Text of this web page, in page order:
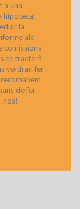
a una
hipoteca,
la
als
comissions
es tractarà
voldran fer
de fer
nos!